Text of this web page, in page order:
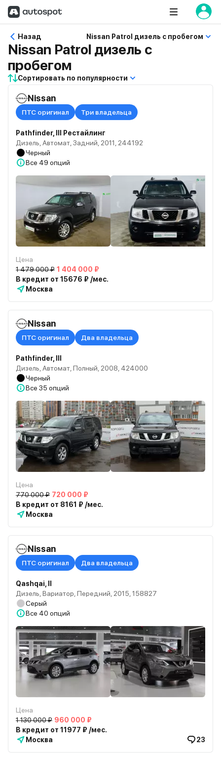
Назад Nissan Patrol дизель с пробегом
Nissan Patrol дизель с
пробегом
Сортировать по популярности
Nissan
ПТС оригинал Три владельца
Pathfinder, III Рестайлинг
Дизель, Автомат, Задний, 2011, 244192
Черный
Все 49 опций
Цена
1 479 000 ₽ 1 404 000 ₽
В кредит от 15676 ₽ /мес.
Москва
Nissan
ПТС оригинал Два владельца
Pathfinder, III
Дизель, Автомат, Полный, 2008, 424000
Черный
Все 35 опций
Цена
770 000 ₽ 720 000 ₽
В кредит от 8161 ₽ /мес.
Москва
Nissan
ПТС оригинал Два владельца
Qashqai, II
Дизель, Вариатор, Передний, 2015, 158827
Серый
Все 40 опций
Цена
1 130 000 ₽ 960 000 ₽
В кредит от 11977 ₽ /мес.
Москва
23